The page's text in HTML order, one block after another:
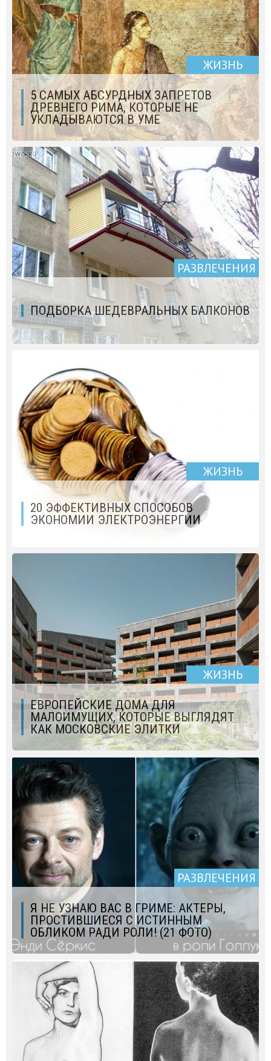
ЖИЗНЬ
5 САМЫХ АБСУРДНЫХ ЗАПРЕТОВ
ДРЕВНЕГО РИМА, КОТОРЫЕ НЕ
УКЛАДЫВАЮТСЯ В УМЕ
РАЗВЛЕЧЕНИЯ
ПОДБОРКА ШЕДЕВРАЛЬНЫХ БАЛКОНОВ
ЖИЗНЬ
20 ЭФФЕКТИВНЫХ СПОСОБОВ
ЭКОНОМИИ ЭЛЕКТРОЭНЕРГИИ
ЖИЗНЬ
ЕВРОПЕЙСКИЕ ДОМА ДЛЯ
МАЛОИМУЩИХ, КОТОРЫЕ ВЫГЛЯДЯТ
КАК МОСКОВСКИЕ ЭЛИТКИ
РАЗВЛЕЧЕНИЯ
Я НЕ УЗНАЮ ВАС В ГРИМЕ: АКТЕРЫ,
ПРОСТИВШИЕСЯ С ИСТИННЫМ
ОБЛИКОМ РАДИ РОЛИ! (21 ФОТО)